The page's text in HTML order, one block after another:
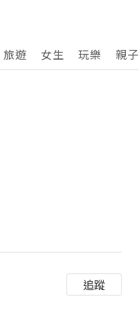
旅遊 女生 玩樂 親子
追蹤